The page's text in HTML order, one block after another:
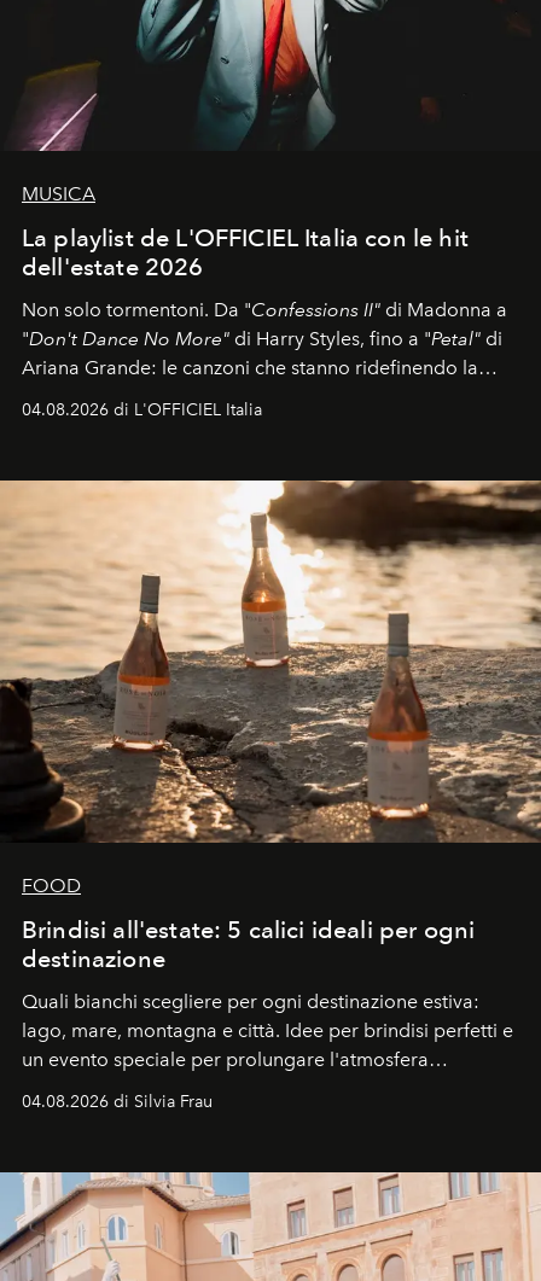
MUSICA
La playlist de L'OFFICIEL Italia con le hit
dell'estate 2026
Non solo tormentoni. Da "Confessions II" di Madonna a
"Don't Dance No More" di Harry Styles, fino a "Petal" di
Ariana Grande: le canzoni che stanno ridefinendo la
04.08.2026 di L'OFFICIEL Italia
FOOD
Brindisi all'estate: 5 calici ideali per ogni
destinazione
Quali bianchi scegliere per ogni destinazione estiva:
lago, mare, montagna e città. Idee per brindisi perfetti e
un evento speciale per prolungare l'atmosfera
04.08.2026 di Silvia Frau